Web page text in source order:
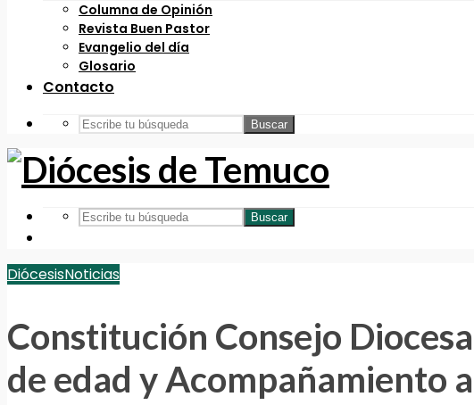
Columna de Opinión
Revista Buen Pastor
Evangelio del día
Glosario
Contacto
Buscar
Buscar
DiócesisNoticias
Constitución Consejo
de edad y Acompañamiento